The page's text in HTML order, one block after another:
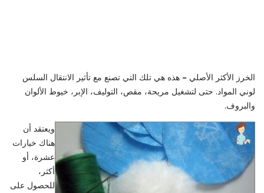
الخرز الأكثر الأصلي – هذه هي تلك التي تصنع مع تأثير الانتقال السلس
لوني المواد. حتى لتشغيل مريحة، مقص، التوليف، الإبر، خيوط الألوان
والبروف.
ويعتقد أن
هناك خيارات
عشرة، أو
أكثر،
للحصول على